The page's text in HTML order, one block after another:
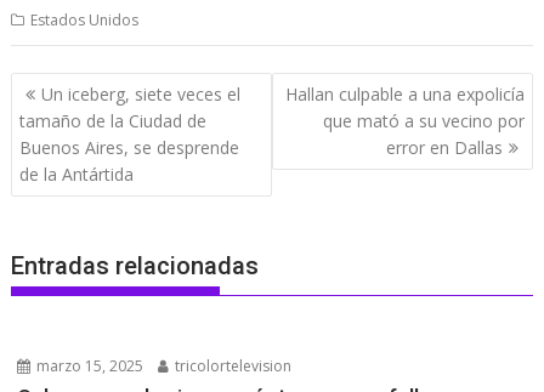
Estados Unidos
Navegación
de
entradas
Un iceberg, siete veces el
tamaño de la Ciudad de
Buenos Aires, se desprende
de la Antártida
Hallan culpable a una expolicía
que mató a su vecino por
error en Dallas
Entradas relacionadas
marzo 15, 2025 tricolortelevision